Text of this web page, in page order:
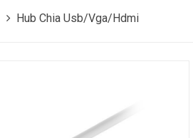
Hub Chia Usb/Vga/Hdmi